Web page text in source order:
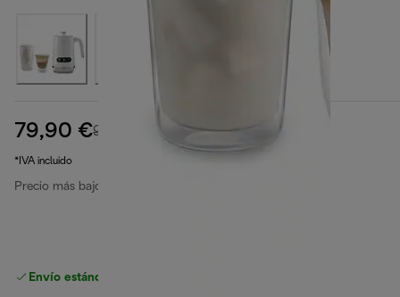
79,90 €99,90 € precio original 99,90 €
(-20 %)
*IVA incluido
Precio más bajo en los últimos 30 días
Envío estándar gratuito